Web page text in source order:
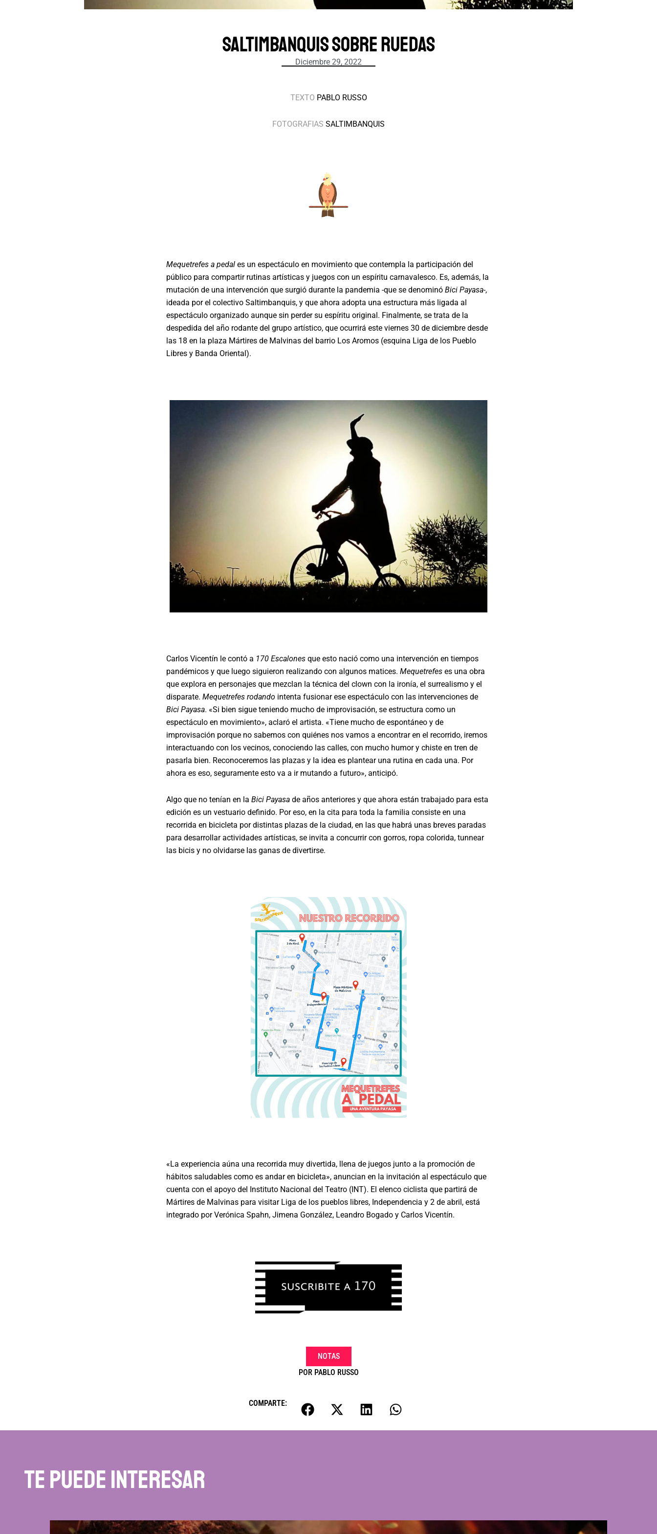
Saltimbanquis sobre ruedas
Diciembre 29, 2022
TEXTO PABLO RUSSO
FOTOGRAFIAS SALTIMBANQUIS
Mequetrefes a pedal es un espectáculo en movimiento que contempla la participación del
público para compartir rutinas artísticas y juegos con un espíritu carnavalesco. Es, además, la
mutación de una intervención que surgió durante la pandemia -que se denominó Bici Payasa-,
ideada por el colectivo Saltimbanquis, y que ahora adopta una estructura más ligada al
espectáculo organizado aunque sin perder su espíritu original. Finalmente, se trata de la
despedida del año rodante del grupo artístico, que ocurrirá este viernes 30 de diciembre desde
las 18 en la plaza Mártires de Malvinas del barrio Los Aromos (esquina Liga de los Pueblo
Libres y Banda Oriental).
Carlos Vicentín le contó a 170 Escalones que esto nació como una intervención en tiempos
pandémicos y que luego siguieron realizando con algunos matices. Mequetrefes es una obra
que explora en personajes que mezclan la técnica del clown con la ironía, el surrealismo y el
disparate. Mequetrefes rodando intenta fusionar ese espectáculo con las intervenciones de
Bici Payasa. «Si bien sigue teniendo mucho de improvisación, se estructura como un
espectáculo en movimiento», aclaró el artista. «Tiene mucho de espontáneo y de
improvisación porque no sabemos con quiénes nos vamos a encontrar en el recorrido, iremos
interactuando con los vecinos, conociendo las calles, con mucho humor y chiste en tren de
pasarla bien. Reconoceremos las plazas y la idea es plantear una rutina en cada una. Por
ahora es eso, seguramente esto va a ir mutando a futuro», anticipó.
Algo que no tenían en la Bici Payasa de años anteriores y que ahora están trabajado para esta
edición es un vestuario definido. Por eso, en la cita para toda la familia consiste en una
recorrida en bicicleta por distintas plazas de la ciudad, en las que habrá unas breves paradas
para desarrollar actividades artísticas, se invita a concurrir con gorros, ropa colorida, tunnear
las bicis y no olvidarse las ganas de divertirse.
«La experiencia aúna una recorrida muy divertida, llena de juegos junto a la promoción de
hábitos saludables como es andar en bicicleta», anuncian en la invitación al espectáculo que
cuenta con el apoyo del Instituto Nacional del Teatro (INT). El elenco ciclista que partirá de
Mártires de Malvinas para visitar Liga de los pueblos libres, Independencia y 2 de abril, está
integrado por Verónica Spahn, Jimena González, Leandro Bogado y Carlos Vicentín.
NOTAS
POR PABLO RUSSO
COMPARTE:
te puede interesar